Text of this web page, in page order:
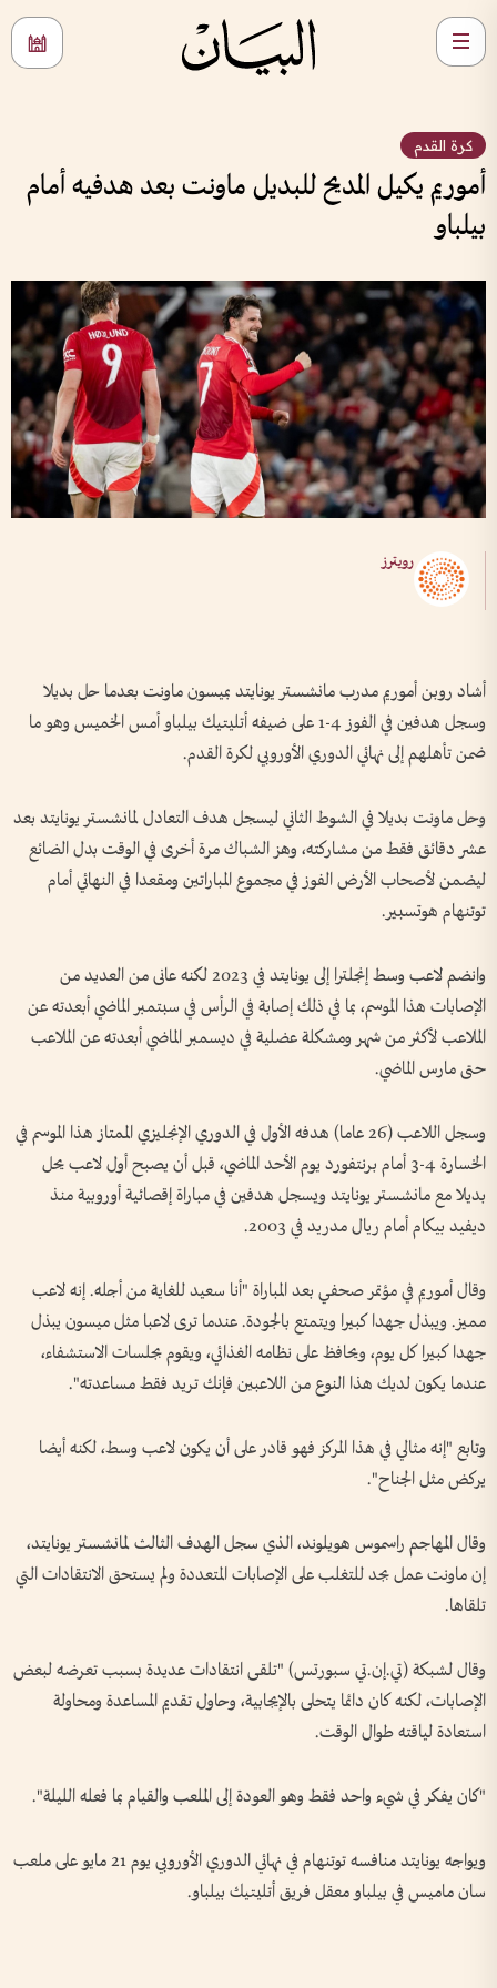
كرة القدم
أموريم يكيل المديح للبديل ماونت بعد هدفيه أمام
بيلباو
رويترز
أشاد روبن أموريم مدرب مانشستر يونايتد بميسون ماونت بعدما حل بديلا
وسجل هدفين في الفوز 4-1 على ضيفه أتليتيك بيلباو أمس الخميس وهو ما
ضمن تأهلهم إلى نهائي الدوري الأوروبي لكرة القدم.
وحل ماونت بديلا في الشوط الثاني ليسجل هدف التعادل لمانشستر يونايتد بعد
عشر دقائق فقط من مشاركته، وهز الشباك مرة أخرى في الوقت بدل الضائع
ليضمن لأصحاب الأرض الفوز في مجموع المباراتين ومقعدا في النهائي أمام
توتنهام هوتسبير.
وانضم لاعب وسط إنجلترا إلى يونايتد في 2023 لكنه عانى من العديد من
الإصابات هذا الموسم، بما في ذلك إصابة في الرأس في سبتمبر الماضي أبعدته عن
الملاعب لأكثر من شهر ومشكلة عضلية في ديسمبر الماضي أبعدته عن الملاعب
حتى مارس الماضي.
وسجل اللاعب (26 عاما) هدفه الأول في الدوري الإنجليزي الممتاز هذا الموسم في
الخسارة 4-3 أمام برنتفورد يوم الأحد الماضي، قبل أن يصبح أول لاعب يحل
بديلا مع مانشستر يونايتد ويسجل هدفين في مباراة إقصائية أوروبية منذ
ديفيد بيكام أمام ريال مدريد في 2003.
وقال أموريم في مؤتمر صحفي بعد المباراة "أنا سعيد للغاية من أجله. إنه لاعب
مميز. ويبذل جهدا كبيرا ويتمتع بالجودة. عندما ترى لاعبا مثل ميسون يبذل
جهدا كبيرا كل يوم، ويحافظ على نظامه الغذائي، ويقوم بجلسات الاستشفاء،
عندما يكون لديك هذا النوع من اللاعبين فإنك تريد فقط مساعدته".
وتابع "إنه مثالي في هذا المركز فهو قادر على أن يكون لاعب وسط، لكنه أيضا
يركض مثل الجناح".
وقال المهاجم راسموس هويلوند، الذي سجل الهدف الثالث لمانشستر يونايتد،
إن ماونت عمل بجد للتغلب على الإصابات المتعددة ولم يستحق الانتقادات التي
تلقاها.
وقال لشبكة (تي.إن.تي سبورتس) "تلقى انتقادات عديدة بسبب تعرضه لبعض
الإصابات، لكنه كان دائما يتحلى بالإيجابية، وحاول تقديم المساعدة ومحاولة
استعادة لياقته طوال الوقت.
"كان يفكر في شيء واحد فقط وهو العودة إلى الملعب والقيام بما فعله الليلة".
ويواجه يونايتد منافسه توتنهام في نهائي الدوري الأوروبي يوم 21 مايو على ملعب
سان ماميس في بيلباو معقل فريق أتليتيك بيلباو.